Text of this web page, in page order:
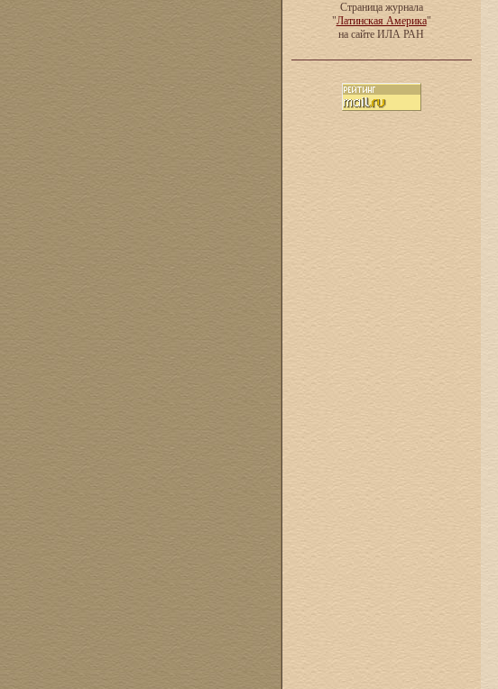
Страница журнала
"Латинская Америка"
на сайте ИЛА РАН